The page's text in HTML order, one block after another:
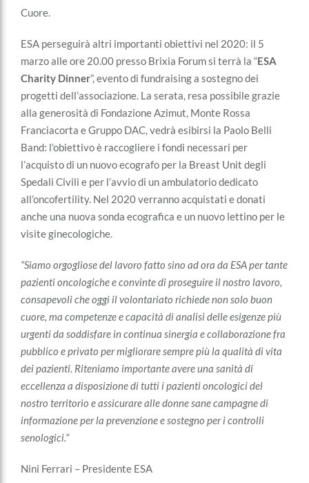
Cuore.
ESA perseguirà altri importanti obiettivi nel 2020: il 5
marzo alle ore 20.00 presso Brixia Forum si terrà la “ESA
Charity Dinner”, evento di fundraising a sostegno dei
progetti dell’associazione. La serata, resa possibile grazie
alla generosità di Fondazione Azimut, Monte Rossa
Franciacorta e Gruppo DAC, vedrà esibirsi la Paolo Belli
Band: l’obiettivo è raccogliere i fondi necessari per
l’acquisto di un nuovo ecografo per la Breast Unit degli
Spedali Civili e per l’avvio di un ambulatorio dedicato
all’oncofertility. Nel 2020 verranno acquistati e donati
anche una nuova sonda ecografica e un nuovo lettino per le
visite ginecologiche.
“Siamo orgogliose del lavoro fatto sino ad ora da ESA per tante
pazienti oncologiche e convinte di proseguire il nostro lavoro,
consapevoli che oggi il volontariato richiede non solo buon
cuore, ma competenze e capacità di analisi delle esigenze più
urgenti da soddisfare in continua sinergia e collaborazione fra
pubblico e privato per migliorare sempre più la qualità di vita
dei pazienti. Riteniamo importante avere una sanità di
eccellenza a disposizione di tutti i pazienti oncologici del
nostro territorio e assicurare alle donne sane campagne di
informazione per la prevenzione e sostegno per i controlli
senologici.”
Nini Ferrari – Presidente ESA